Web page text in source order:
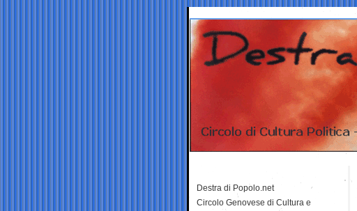
Destra di Popolo.net
Circolo Genovese di Cultura e